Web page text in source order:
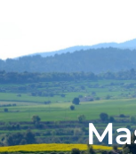
Cultura
Gastronomia